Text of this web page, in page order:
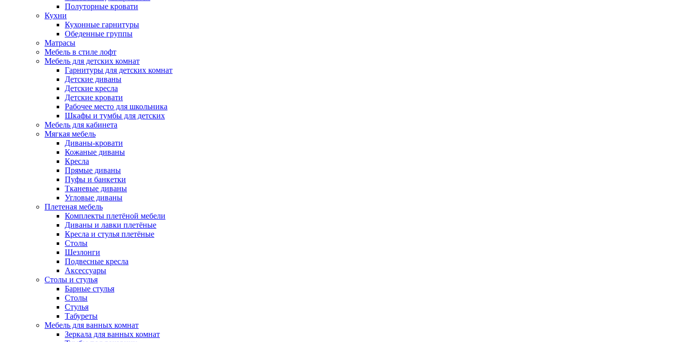
Полуторные кровати
Кухни
Кухонные гарнитуры
Обеденные группы
Матрасы
Мебель в стиле лофт
Мебель для детских комнат
Гарнитуры для детских комнат
Детские диваны
Детские кресла
Детские кровати
Рабочее место для школьника
Шкафы и тумбы для детских
Мебель для кабинета
Мягкая мебель
Диваны-кровати
Кожаные диваны
Кресла
Прямые диваны
Пуфы и банкетки
Тканевые диваны
Угловые диваны
Плетеная мебель
Комплекты плетёной мебели
Диваны и лавки плетёные
Кресла и стулья плетёные
Столы
Шезлонги
Подвесные кресла
Аксессуары
Столы и стулья
Барные стулья
Столы
Стулья
Табуреты
Мебель для ванных комнат
Зеркала для ванных комнат